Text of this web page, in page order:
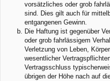
vorsätzliches oder grob
sind. Dies gilt auch für
entgangenen Gewinn.
Die Haftung ist gegenüber
oder grob fahrlässigem
Verletzung von Leben,
wesentlicher
Vertragsschluss
übrigen der Höhe nach auf